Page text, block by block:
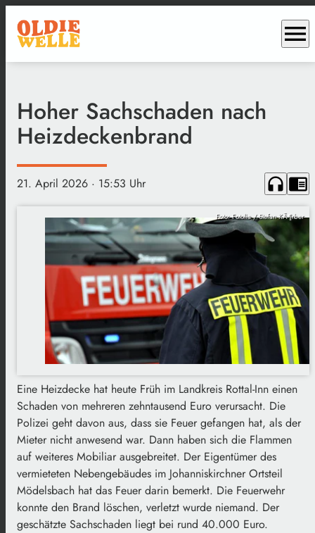
menu
Hoher Sachschaden nach
Heizdeckenbrand
21. April 2026 · 15:53 Uhr headphones chrome_reader_mode
Foto: Fotolia / Stefan KÃ¶rber
Eine Heizdecke hat heute Früh im Landkreis Rottal-Inn einen
Schaden von mehreren zehntausend Euro verursacht. Die
Polizei geht davon aus, dass sie Feuer gefangen hat, als der
Mieter nicht anwesend war. Dann haben sich die Flammen
auf weiteres Mobiliar ausgebreitet. Der Eigentümer des
vermieteten Nebengebäudes im Johanniskirchner Ortsteil
Mödelsbach hat das Feuer darin bemerkt. Die Feuerwehr
konnte den Brand löschen, verletzt wurde niemand. Der
geschätzte Sachschaden liegt bei rund 40.000 Euro.